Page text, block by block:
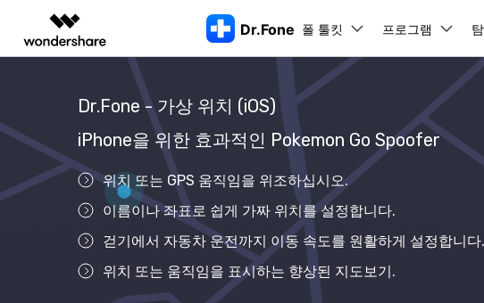
주요 제품
AIGC 크리에이티비티
동영상 크리에이티비티
Filmora
쉽고 재미있는 영상 편집
UniConverter
올인원 미디어 툴박스
DemoCreator
강력한 화면 녹화
Media.io
마인드맵 및 다이어그램 제품
EdrawMax
EdrawMind
마인드맵 프로그램
비즈
엔터프라이즈
교육
파트너
제휴
솔루션
PDFelement
Dr.Fone 폴 툴킷
특징
Dr.Fone Basic
폴 툴킷 보기 >
화면 잠금 해제
프로그램
데스크탑
Dr.Fone Win버전
모든 핸드폰 문제를 해결하는 올인원
무료 체험하기
삭제되었거나 손실
닥터폰 하이라이트 살펴보기
더 스마트한 모바일 솔루션을 위한 하나의 허브에서 엄선된 주제, 꼭 알아야
아이폰 잠금 해제용
아이폰 화면 잠금 해제
Apple ID 제거
화면 시간 암호 우회
바이패스 활성화 잠금
iOS 수정용
iOS 26 업데이트 가이
iOS 18/26 문제 수정
iOS 26 다운그레이드
다운로드 센터
공식 설치 파일 및 최신 버전 업데이
사용
사
동영
간단
Dr.Fone - 가상 위치 (iOS)
iPhone을 위한 효과적인 Pokemon Go Spoofer
위치 또는 GPS 움직임을 위조하십시오.
이름이나 좌표로 쉽게 가짜 위치를 설정합니다.
걷기에서 자동차 운전까지 이동 속도를 원활하게 설정합니다.
위치 또는 움직임을 표시하는 향상된 지도보기.